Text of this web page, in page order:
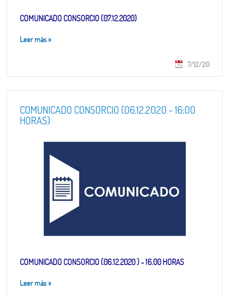
COMUNICADO CONSORCIO (07.12.2020)
Leer más»
7/12/20
COMUNICADO CONSORCIO (06.12.2020 - 16:00
HORAS)
COMUNICADO CONSORCIO (06.12.2020 ) - 16.00 HORAS
Leer más»